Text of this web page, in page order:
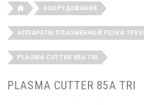
ОБОРУДОВАНИЕ
АППАРАТЫ ПЛАЗМЕННОЙ РЕЗКИ
PLASMA CUTTER 85A TRI
PLASMA CUTTER 85A TRI